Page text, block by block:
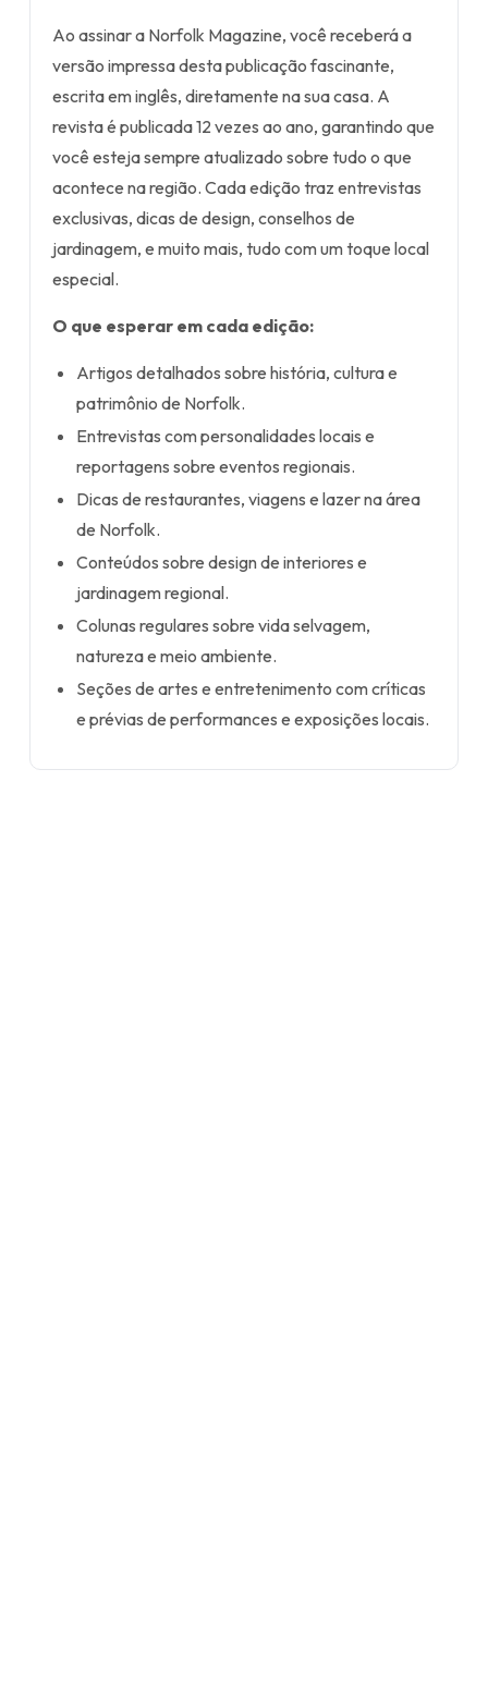
Ao assinar a Norfolk Magazine, você receberá a
versão impressa desta publicação fascinante,
escrita em inglês, diretamente na sua casa. A
revista é publicada 12 vezes ao ano, garantindo que
você esteja sempre atualizado sobre tudo o que
acontece na região. Cada edição traz entrevistas
exclusivas, dicas de design, conselhos de
jardinagem, e muito mais, tudo com um toque local
especial.
O que esperar em cada edição:
Artigos detalhados sobre história, cultura e
patrimônio de Norfolk.
Entrevistas com personalidades locais e
reportagens sobre eventos regionais.
Dicas de restaurantes, viagens e lazer na área
de Norfolk.
Conteúdos sobre design de interiores e
jardinagem regional.
Colunas regulares sobre vida selvagem,
natureza e meio ambiente.
Seções de artes e entretenimento com críticas
e prévias de performances e exposições locais.